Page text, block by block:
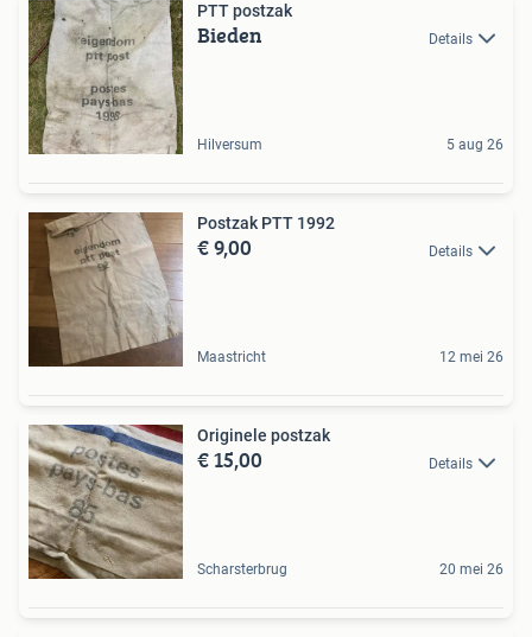
PTT postzak
Bieden Details
Hilversum 5 aug 26
Postzak PTT 1992
€ 9,00 Details
Maastricht 12 mei 26
Originele postzak
€ 15,00 Details
Scharsterbrug 20 mei 26